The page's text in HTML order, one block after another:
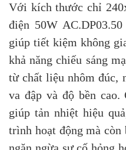
Với kích thước chỉ
điện 50W
giúp tiết kiệm không
khả năng chiếu sáng
từ chất liệu nhôm đúc,
va đập và độ bền
giúp tản nhiệt hiệu
trình hoạt động mà